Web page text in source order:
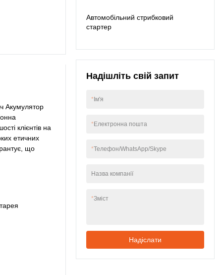
Акумулятор
клієнтів на
етичних
що
Продукт є особливо
Автомобільний стрибковий
стартер
Надішліть свій запит
*Ім'я
*Електронна пошта
*Телефон/WhatsApp/Skype
Назва компанії
*Зміст
Надіслати